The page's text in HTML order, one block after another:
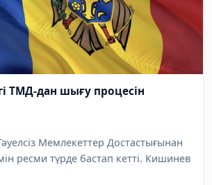
ТМД-дан шығу процесін
Мемлекеттер Достастығынан
ресми түрде бастап кетті. Кишинев